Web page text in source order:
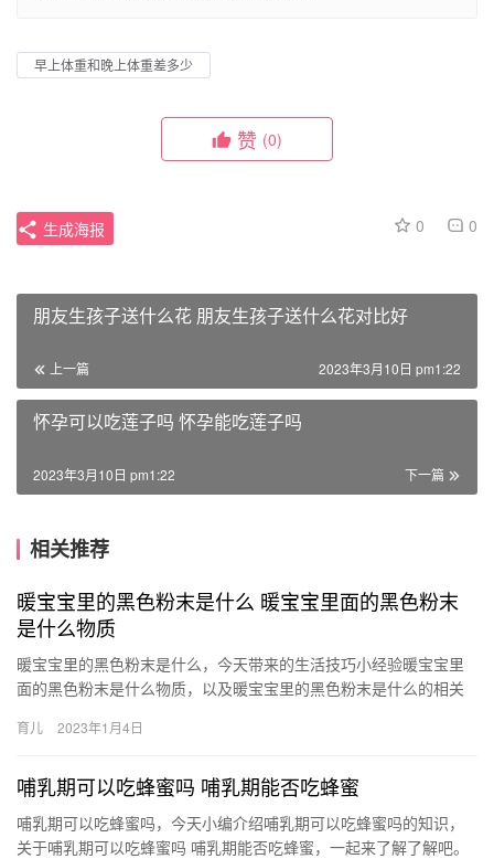
早上体重和晚上体重差多少
赞 (0)
0 0
生成海报
朋友生孩子送什么花 朋友生孩子送什么花对比好
上一篇 2023年3月10日 pm1:22
怀孕可以吃莲子吗 怀孕能吃莲子吗
下一篇
2023年3月10日 pm1:22
相关推荐
暖宝宝里的黑色粉末是什么 暖宝宝里面的黑色粉末
是什么物质
暖宝宝里的黑色粉末是什么，今天带来的生活技巧小经验暖宝宝里
面的黑色粉末是什么物质，以及暖宝宝里的黑色粉末是什么的相关
暖…
育儿 2023年1月4日
哺乳期可以吃蜂蜜吗 哺乳期能否吃蜂蜜
哺乳期可以吃蜂蜜吗，今天小编介绍哺乳期可以吃蜂蜜吗的知识，
关于哺乳期可以吃蜂蜜吗 哺乳期能否吃蜂蜜，一起来了解了解吧。